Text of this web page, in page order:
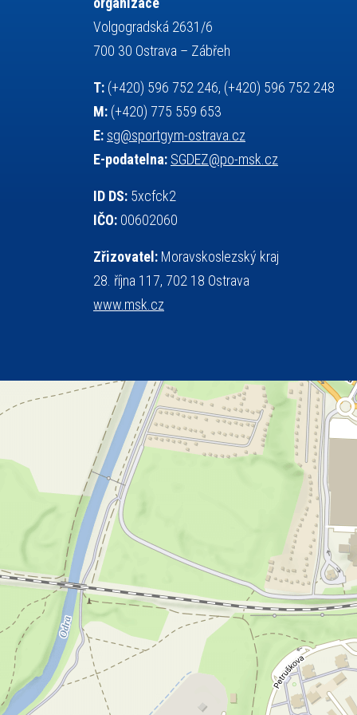
rychlobruslení
snowboarding
sportovní gymnastika sportovní lezení
squash stolní tenis
talentová zkouška
tanec
teorie sportovní přípravy
tělesná výchova
událost
volejbal
vzpírání
zeměpis základy společenských věd
zápas řeckořímský úřední deska
český jazyk
Volgogradská 2631/6
700 30 Ostrava – Zábřeh
T: (+420) 596 752 246, (+420) 596 752 248
M: (+420) 775 559 653
E: sg@sportgym-ostrava.cz
E-podatelna: SGDEZ@po-msk.cz
ID DS: 5xcfck2
IČO: 00602060
Zřizovatel: Moravskoslezský kraj
28. října 117, 702 18 Ostrava
www.msk.cz